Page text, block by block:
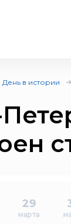
День в истории
29
марта